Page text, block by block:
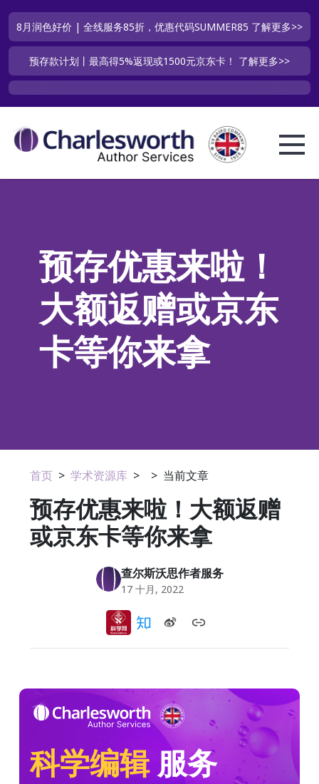
8月润色好价 | 全线服务85折，优惠代码SUMMER85 了解更多>>
预存款计划丨最高得5%返现或1500元京东卡！ 了解更多>>
预存优惠来啦！
大额返赠或京东
卡等你来拿
首页 > 学术资源库 > > 当前文章
预存优惠来啦！大额返赠
或京东卡等你来拿
查尔斯沃思作者服务
17 十月, 2022
科学编辑服务